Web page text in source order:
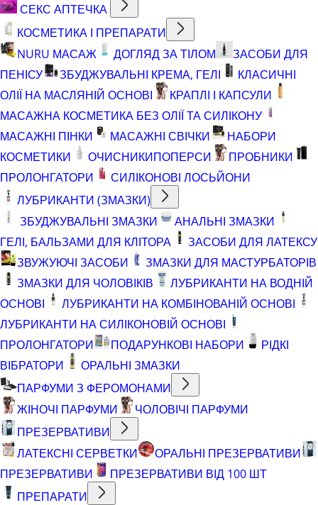
СЕКС АПТЕЧКА
КОСМЕТИКА І ПРЕПАРАТИ
NURU МАСАЖ
ДОГЛЯД ЗА ТІЛОМ
ЗАСОБИ ДЛЯ
ПЕНІСУ
ЗБУДЖУВАЛЬНІ КРЕМА, ГЕЛІ
КЛАСИЧНІ
ОЛІЇ НА МАСЛЯНІЙ ОСНОВІ
КРАПЛІ І КАПСУЛИ
МАСАЖНА КОСМЕТИКА БЕЗ ОЛІЇ ТА СИЛІКОНУ
МАСАЖНІ ПІНКИ
МАСАЖНІ СВІЧКИ
НАБОРИ
КОСМЕТИКИ
ОЧИСНИКИПОПЕРСИ
ПРОБНИКИ
ПРОЛОНГАТОРИ
СИЛІКОНОВІ ЛОСЬЙОНИ
ЛУБРИКАНТИ (ЗМАЗКИ)
ЗБУДЖУВАЛЬНІ ЗМАЗКИ
АНАЛЬНІ ЗМАЗКИ
ГЕЛІ, БАЛЬЗАМИ ДЛЯ КЛІТОРА
ЗАСОБИ ДЛЯ ЛАТЕКСУ
ЗВУЖУЮЧІ ЗАСОБИ
ЗМАЗКИ ДЛЯ МАСТУРБАТОРІВ
ЗМАЗКИ ДЛЯ ЧОЛОВІКІВ
ЛУБРИКАНТИ НА ВОДНІЙ
ОСНОВІ
ЛУБРИКАНТИ НА КОМБІНОВАНІЙ ОСНОВІ
ЛУБРИКАНТИ НА СИЛІКОНОВІЙ ОСНОВІ
ПРОЛОНГАТОРИ
ПОДАРУНКОВІ НАБОРИ
РІДКІ
ВІБРАТОРИ
ОРАЛЬНІ ЗМАЗКИ
ПАРФУМИ З ФЕРОМОНАМИ
ЖІНОЧІ ПАРФУМИ
ЧОЛОВІЧІ ПАРФУМИ
ПРЕЗЕРВАТИВИ
ЛАТЕКСНІ СЕРВЕТКИ
ОРАЛЬНІ ПРЕЗЕРВАТИВИ
ПРЕЗЕРВАТИВИ
ПРЕЗЕРВАТИВИ ВІД 100 ШТ
ПРЕПАРАТИ